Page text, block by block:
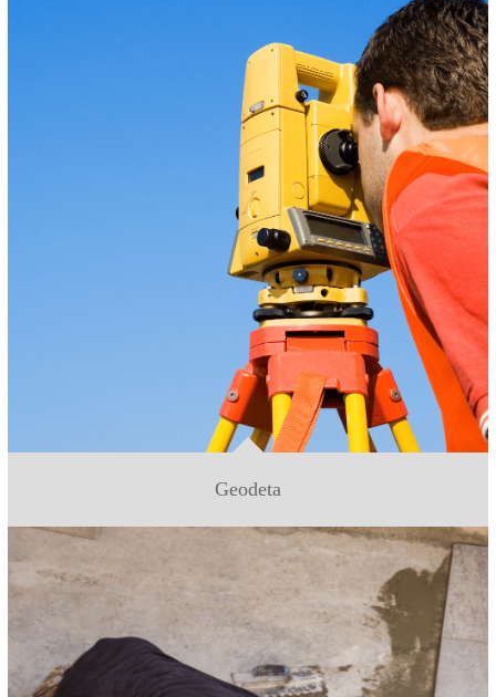
Geodeta